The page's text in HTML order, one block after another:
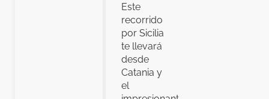
Este
recorrido
por Sicilia
te llevará
desde
Catania y
el